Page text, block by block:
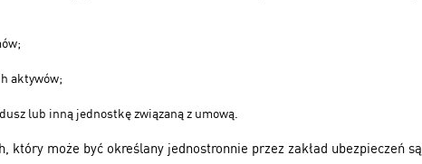
aktywów;
lub inną jednostkę związaną z umową.
który może być określany jednostronnie przez zakład ubezpieczeń są